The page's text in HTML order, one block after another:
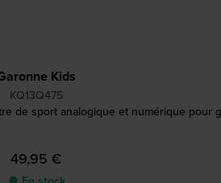
Kids
KQ13Q475
de sport analogique et numérique pour
49,95 €